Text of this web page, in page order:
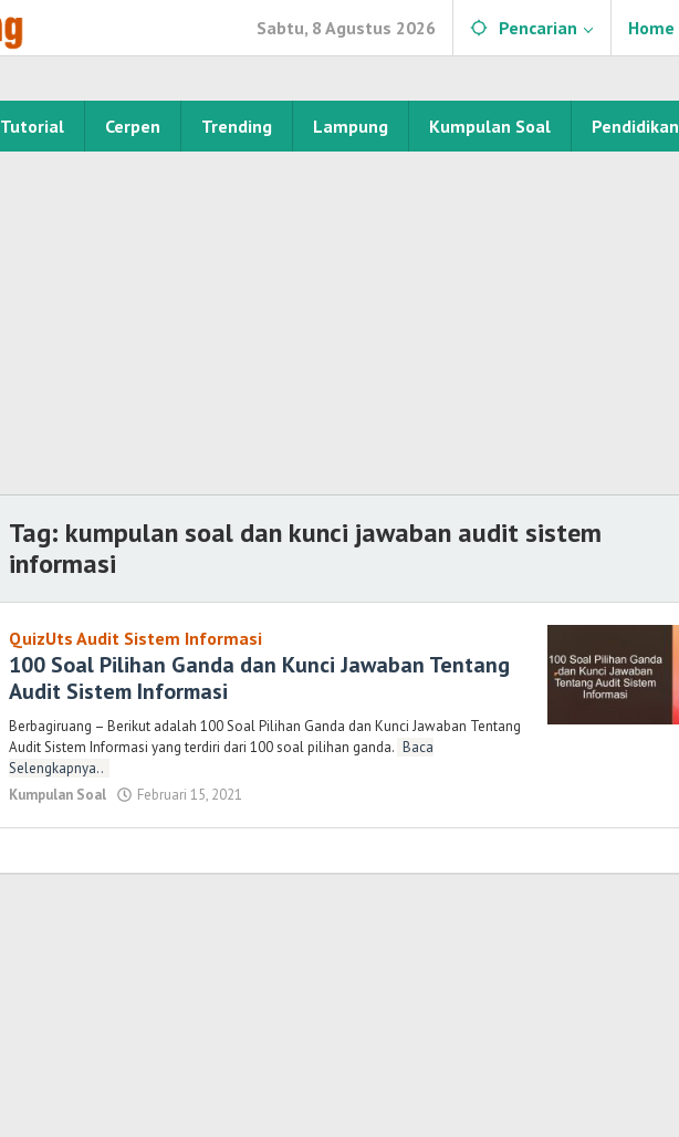
Sabtu, 8 Agustus 2026 Pencarian Home
Tutorial Cerpen Trending Lampung Kumpulan Soal Pendidikan
Tag: kumpulan soal dan kunci jawaban audit sistem
informasi
QuizUts Audit Sistem Informasi
100 Soal Pilihan Ganda dan Kunci Jawaban Tentang
Audit Sistem Informasi
Berbagiruang – Berikut adalah 100 Soal Pilihan Ganda dan Kunci Jawaban Tentang
Audit Sistem Informasi yang terdiri dari 100 soal pilihan ganda. Baca
Selengkapnya..
Kumpulan Soal
Februari 15, 2021